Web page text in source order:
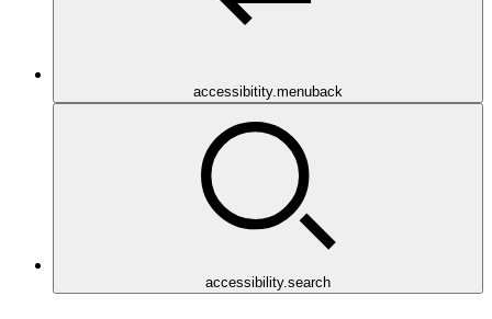
accessibitity.menuback
accessibility.search